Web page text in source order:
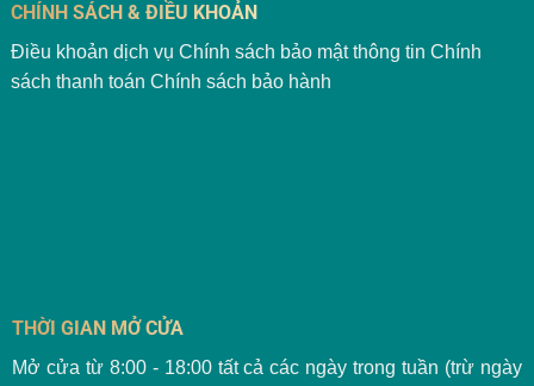
CHÍNH SÁCH & ĐIỀU KHOẢN
Điều khoản dịch vụ Chính sách bảo mật thông tin Chính
sách thanh toán Chính sách bảo hành
THỜI GIAN MỞ CỬA
Mở cửa từ 8:00 - 18:00 tất cả các ngày trong tuần (trừ ngày